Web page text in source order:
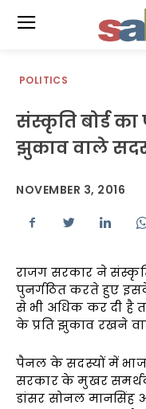
POLITICS
संस्कृति बोर्ड
झुकाव वाले
NOVEMBER 3, 2016
राजग सरकार ने
पुनर्गठित करते हुए
से भी अधिक कर दी है
के प्रति झुकाव रखने
पैनल के सदस्यों में
सरकार के मुखर
डांसर सोनल मानसिंह